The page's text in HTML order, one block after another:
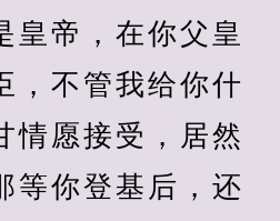
皇帝，在你父皇
，不管我给你什
情愿接受，居然
等你登基后，还